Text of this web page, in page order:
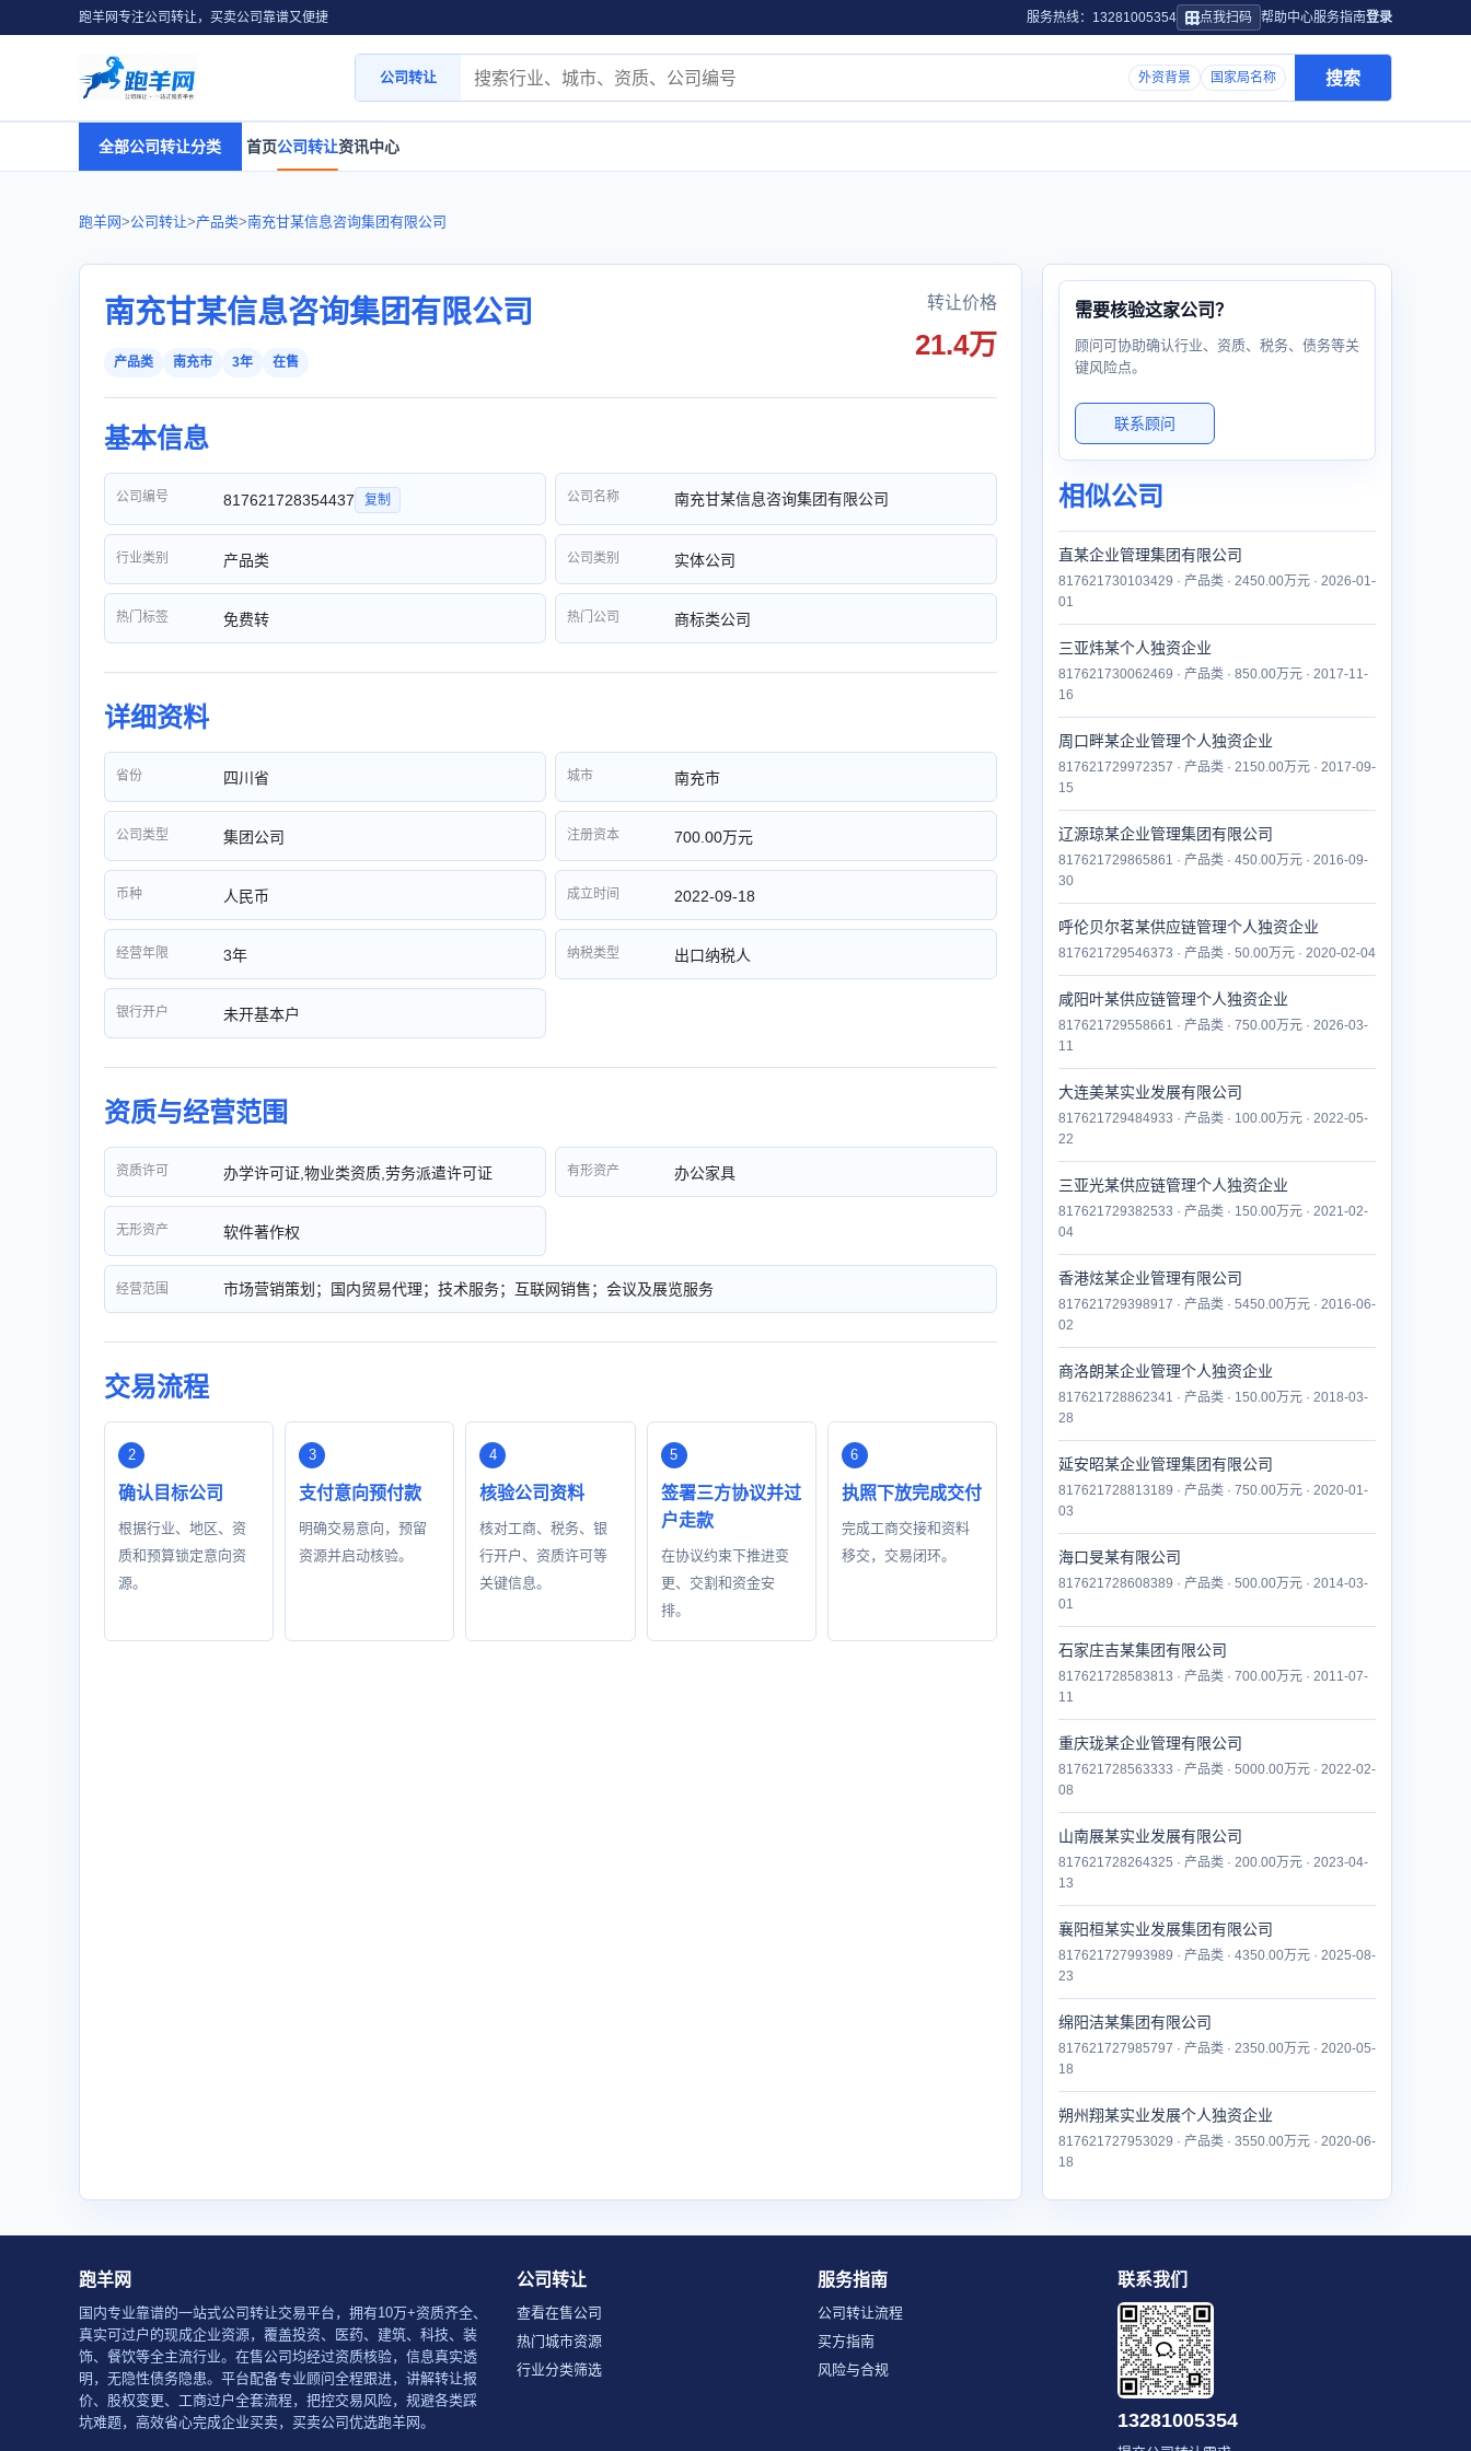
跑羊网专注公司转让，买卖公司靠谱又便捷 服务热线：13281005354 点我扫码 帮助中心服务指南登录
公司转让 外资背景 国家局名称 搜索
全部公司转让分类 首页公司转让资讯中心
跑羊网>公司转让>产品类>南充甘某信息咨询集团有限公司
南充甘某信息咨询集团有限公司
产品类 南充市 3年 在售
转让价格
21.4万
基本信息
公司编号 817621728354437 复制 公司名称 南充甘某信息咨询集团有限公司
行业类别 产品类 公司类别 实体公司
热门标签 免费转 热门公司 商标类公司
详细资料
省份 四川省 城市 南充市
公司类型 集团公司 注册资本 700.00万元
币种 人民币 成立时间 2022-09-18
经营年限 3年 纳税类型 出口纳税人
银行开户 未开基本户
资质与经营范围
资质许可 办学许可证,物业类资质,劳务派遣许可证 有形资产 办公家具
无形资产 软件著作权
经营范围 市场营销策划；国内贸易代理；技术服务；互联网销售；会议及展览服务
交易流程
确认目标公司
根据行业、地区、资
质和预算锁定意向资
源。
支付意向预付款
明确交易意向，预留
资源并启动核验。
核验公司资料
核对工商、税务、银
行开户、资质许可等
关键信息。
签署三方协议并过
户走款
在协议约束下推进变
更、交割和资金安
排。
执照下放完成交付
完成工商交接和资料
移交，交易闭环。
需要核验这家公司？
顾问可协助确认行业、资质、税务、债务等关
键风险点。
联系顾问
相似公司
直某企业管理集团有限公司
817621730103429 · 产品类 · 2450.00万元 · 2026-01-
01
三亚炜某个人独资企业
817621730062469 · 产品类 · 850.00万元 · 2017-11-
16
周口畔某企业管理个人独资企业
817621729972357 · 产品类 · 2150.00万元 · 2017-09-
15
辽源琼某企业管理集团有限公司
817621729865861 · 产品类 · 450.00万元 · 2016-09-
30
呼伦贝尔茗某供应链管理个人独资企业
817621729546373 · 产品类 · 50.00万元 · 2020-02-04
咸阳叶某供应链管理个人独资企业
817621729558661 · 产品类 · 750.00万元 · 2026-03-
11
大连美某实业发展有限公司
817621729484933 · 产品类 · 100.00万元 · 2022-05-
22
三亚光某供应链管理个人独资企业
817621729382533 · 产品类 · 150.00万元 · 2021-02-
04
香港炫某企业管理有限公司
817621729398917 · 产品类 · 5450.00万元 · 2016-06-
02
商洛朗某企业管理个人独资企业
817621728862341 · 产品类 · 150.00万元 · 2018-03-
28
延安昭某企业管理集团有限公司
817621728813189 · 产品类 · 750.00万元 · 2020-01-
03
海口旻某有限公司
817621728608389 · 产品类 · 500.00万元 · 2014-03-
01
石家庄吉某集团有限公司
817621728583813 · 产品类 · 700.00万元 · 2011-07-
11
重庆珑某企业管理有限公司
817621728563333 · 产品类 · 5000.00万元 · 2022-02-
08
山南展某实业发展有限公司
817621728264325 · 产品类 · 200.00万元 · 2023-04-
13
襄阳桓某实业发展集团有限公司
817621727993989 · 产品类 · 4350.00万元 · 2025-08-
23
绵阳洁某集团有限公司
817621727985797 · 产品类 · 2350.00万元 · 2020-05-
18
朔州翔某实业发展个人独资企业
817621727953029 · 产品类 · 3550.00万元 · 2020-06-
18
跑羊网
国内专业靠谱的一站式公司转让交易平台，拥有10万+资质齐全、
真实可过户的现成企业资源，覆盖投资、医药、建筑、科技、装
饰、餐饮等全主流行业。在售公司均经过资质核验，信息真实透
明，无隐性债务隐患。平台配备专业顾问全程跟进，讲解转让报
价、股权变更、工商过户全套流程，把控交易风险，规避各类踩
坑难题，高效省心完成企业买卖，买卖公司优选跑羊网。
公司转让
查看在售公司
热门城市资源
行业分类筛选
服务指南
公司转让流程
买方指南
风险与合规
联系我们
13281005354